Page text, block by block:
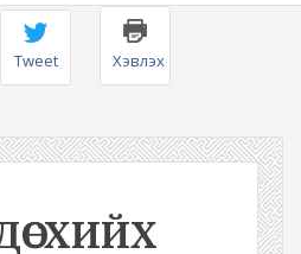
Tweet Хэвлэх